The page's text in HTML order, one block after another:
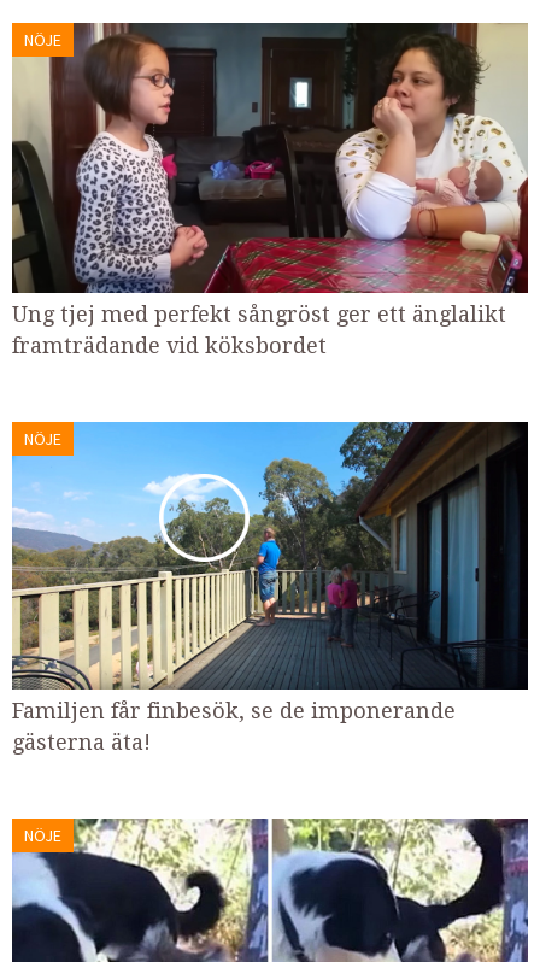
NÖJE
Ung tjej med perfekt sångröst ger ett änglalikt
framträdande vid köksbordet
NÖJE
Familjen får finbesök, se de imponerande
gästerna äta!
NÖJE